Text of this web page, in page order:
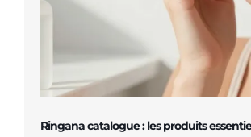
Ringana catalogue : les produits